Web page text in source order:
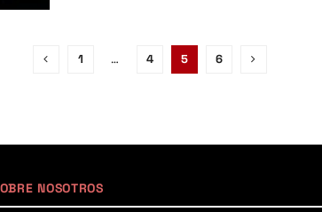
1 … 4 5 6
NOSOTROS